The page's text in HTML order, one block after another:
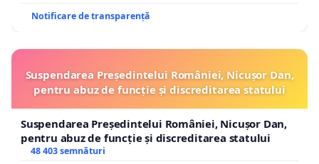
Notificare de transparență
Suspendarea Președintelui României, Nicușor Dan,
pentru abuz de funcție și discreditarea statului
Suspendarea Președintelui României, Nicușor Dan,
pentru abuz de funcție și discreditarea statului
48 403 semnături